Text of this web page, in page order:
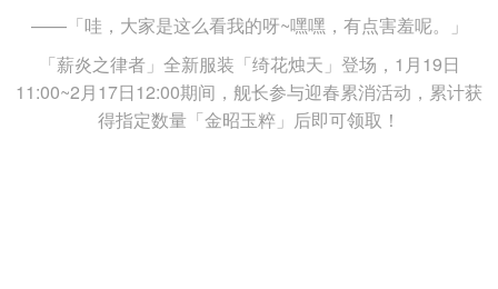
——「哇，大家是这么看我的呀~嘿嘿，有点害羞呢。」
「薪炎之律者」全新服装「绮花烛天」登场，1月19日
11:00~2月17日12:00期间，舰长参与迎春累消活动，累计获
得指定数量「金昭玉粹」后即可领取！